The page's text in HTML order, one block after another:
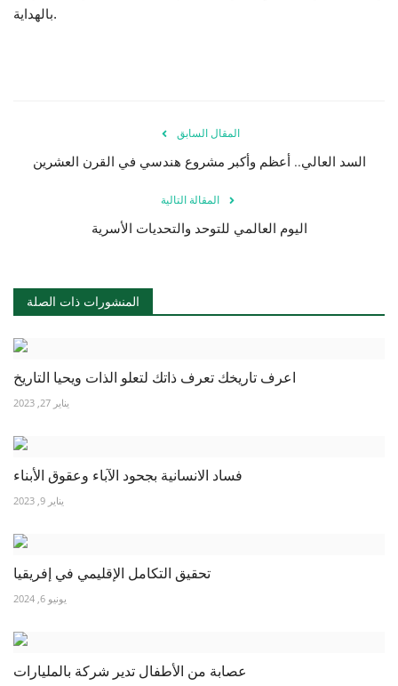
بالهداية.
المقال السابق
السد العالي.. أعظم وأكبر مشروع هندسي في القرن العشرين
المقالة التالية
اليوم العالمي للتوحد والتحديات الأسرية
المنشورات ذات الصلة
اعرف تاريخك تعرف ذاتك لتعلو الذات ويحيا التاريخ
يناير 27, 2023
فساد الانسانية بجحود الآباء وعقوق الأبناء
يناير 9, 2023
تحقيق التكامل الإقليمي في إفريقيا
يونيو 6, 2024
عصابة من الأطفال تدير شركة بالمليارات